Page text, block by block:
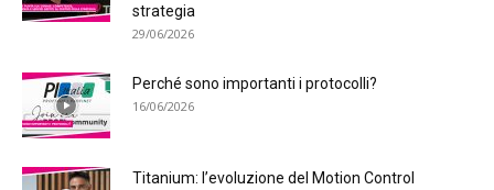
strategia
29/06/2026
Perché sono importanti i protocolli?
16/06/2026
Titanium: l’evoluzione del Motion Control